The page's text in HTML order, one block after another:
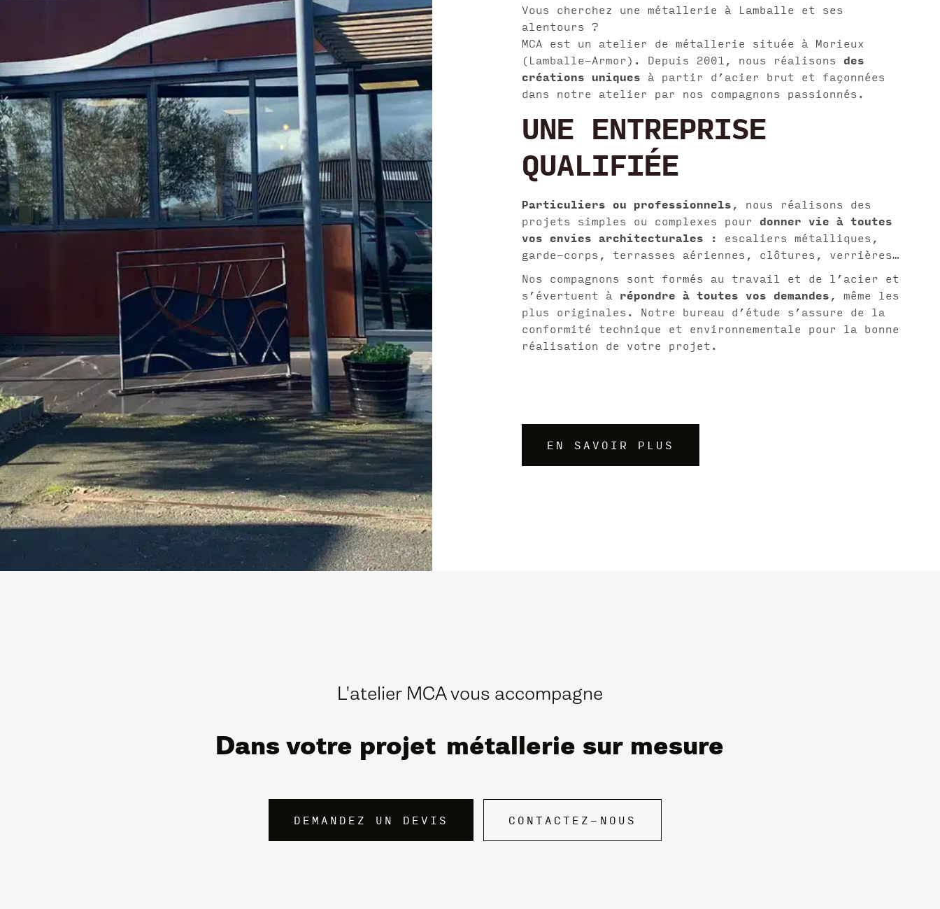
Vous cherchez une métallerie à Lamballe et ses
alentours ?
MCA est un atelier de métallerie située à Morieux
(Lamballe-Armor). Depuis 2001, nous réalisons des
créations uniques à partir d’acier brut et façonnées
dans notre atelier par nos compagnons passionnés.
UNE ENTREPRISE
QUALIFIÉE
Particuliers ou professionnels, nous réalisons des
projets simples ou complexes pour donner vie à toutes
vos envies architecturales : escaliers métalliques,
garde-corps, terrasses aériennes, clôtures, verrières…
Nos compagnons sont formés au travail et de l’acier et
s’évertuent à répondre à toutes vos demandes, même les
plus originales. Notre bureau d’étude s’assure de la
conformité technique et environnementale pour la bonne
réalisation de votre projet.
EN SAVOIR PLUS
Dans votre projet métallerie sur mesure
L'atelier MCA vous accompagne
DEMANDEZ UN DEVIS CONTACTEZ-NOUS